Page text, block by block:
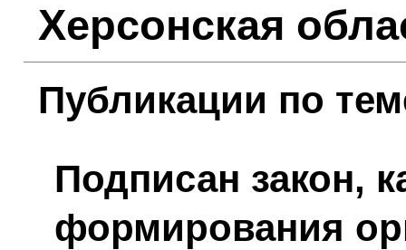
Херсонская
Публикации по
Подписан закон,
формирования